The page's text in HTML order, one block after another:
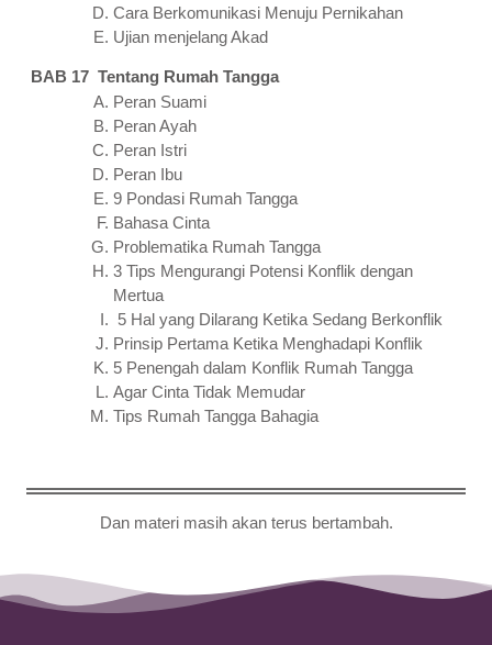
Cara Berkomunikasi Menuju Pernikahan
Ujian menjelang Akad
BAB 17 Tentang Rumah Tangga
Peran Suami
Peran Ayah
Peran Istri
Peran Ibu
9 Pondasi Rumah Tangga
Bahasa Cinta
Problematika Rumah Tangga
3 Tips Mengurangi Potensi Konflik dengan
Mertua
5 Hal yang Dilarang Ketika Sedang Berkonflik
Prinsip Pertama Ketika Menghadapi Konflik
5 Penengah dalam Konflik Rumah Tangga
Agar Cinta Tidak Memudar
Tips Rumah Tangga Bahagia
Dan materi masih akan terus bertambah.